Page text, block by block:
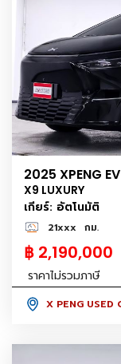
2025 XPENG EV
X9 LUXURY
เกียร์: อัตโนมัติ
21xxx กม.
฿ 2,190,000
ราคาไม่รวมภาษี
X PENG USED